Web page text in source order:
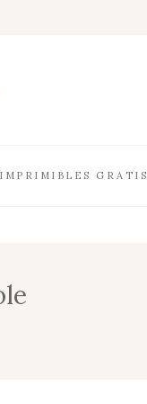
IMPRIMIBLES GRATIS